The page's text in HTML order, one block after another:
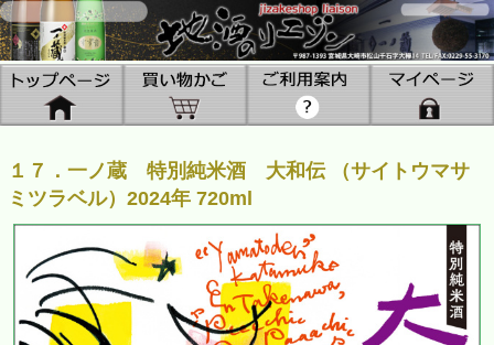
１７．一ノ蔵 特別純米酒 大和伝 （サイトウマサ
ミツラベル）2024年 720ml